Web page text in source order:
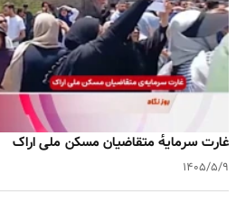
غارت سرمایه‌ٔ متقاضیان مسکن ملی اراک
۱۴۰۵/۵/۹